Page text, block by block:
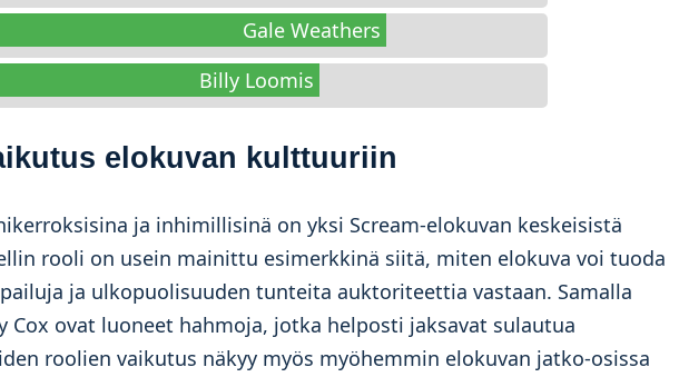
Gale Weathers
Billy Loomis
elokuvan kulttuuriin
ja inhimillisinä on yksi Scream-elokuvan keskeisistä
rooli on usein mainittu esimerkkinä siitä, miten elokuva voi tuoda
ja ulkopuolisuuden tunteita auktoriteettia vastaan. Samalla
Cox ovat luoneet hahmoja, jotka helposti jaksavat sulautua
roolien vaikutus näkyy myös myöhemmin elokuvan jatko-osissa